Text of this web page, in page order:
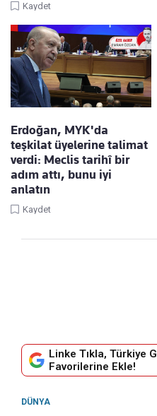
Kaydet
Erdoğan, MYK'da
teşkilat üyelerine talimat
verdi: Meclis tarihî bir
adım attı, bunu iyi
anlatın
Kaydet
Linke Tıkla, Türkiye
Favorilerine Ekle!
DÜNYA